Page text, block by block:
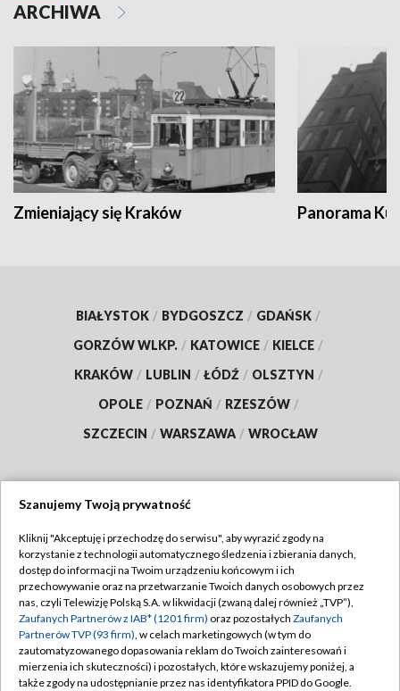
ARCHIWA
Zmieniający się Kraków Panorama
BIAŁYSTOK / BYDGOSZCZ / GDAŃSK /
GORZÓW WLKP. / KATOWICE / KIELCE /
KRAKÓW / LUBLIN / ŁÓDŹ / OLSZTYN /
OPOLE / POZNAŃ / RZESZÓW /
SZCZECIN / WARSZAWA / WROCŁAW
TVP
Abonament TVP
Emisja w TVP
Centrum informacji TVP
Naziemna Telewizja Cyfrowa
Regulamin TVP
Polityka prywatności
Moje zgody
Pomoc
Szanujemy Twoją prywatność
Kliknij "Akceptuję i przechodzę do serwisu", aby wyrazić zgody na
korzystanie z technologii automatycznego śledzenia i zbierania danych,
dostęp do informacji na Twoim urządzeniu końcowym i ich
przechowywanie oraz na przetwarzanie Twoich danych osobowych przez
nas, czyli Telewizję Polską S.A. w likwidacji (zwaną dalej również „TVP”),
Zaufanych Partnerów z IAB* (1201 firm) oraz pozostałych Zaufanych
Partnerów TVP (93 firm), w celach marketingowych (w tym do
zautomatyzowanego dopasowania reklam do Twoich zainteresowań i
mierzenia ich skuteczności) i pozostałych, które wskazujemy poniżej, a
także zgody na udostępnianie przez nas identyfikatora PPID do Google.